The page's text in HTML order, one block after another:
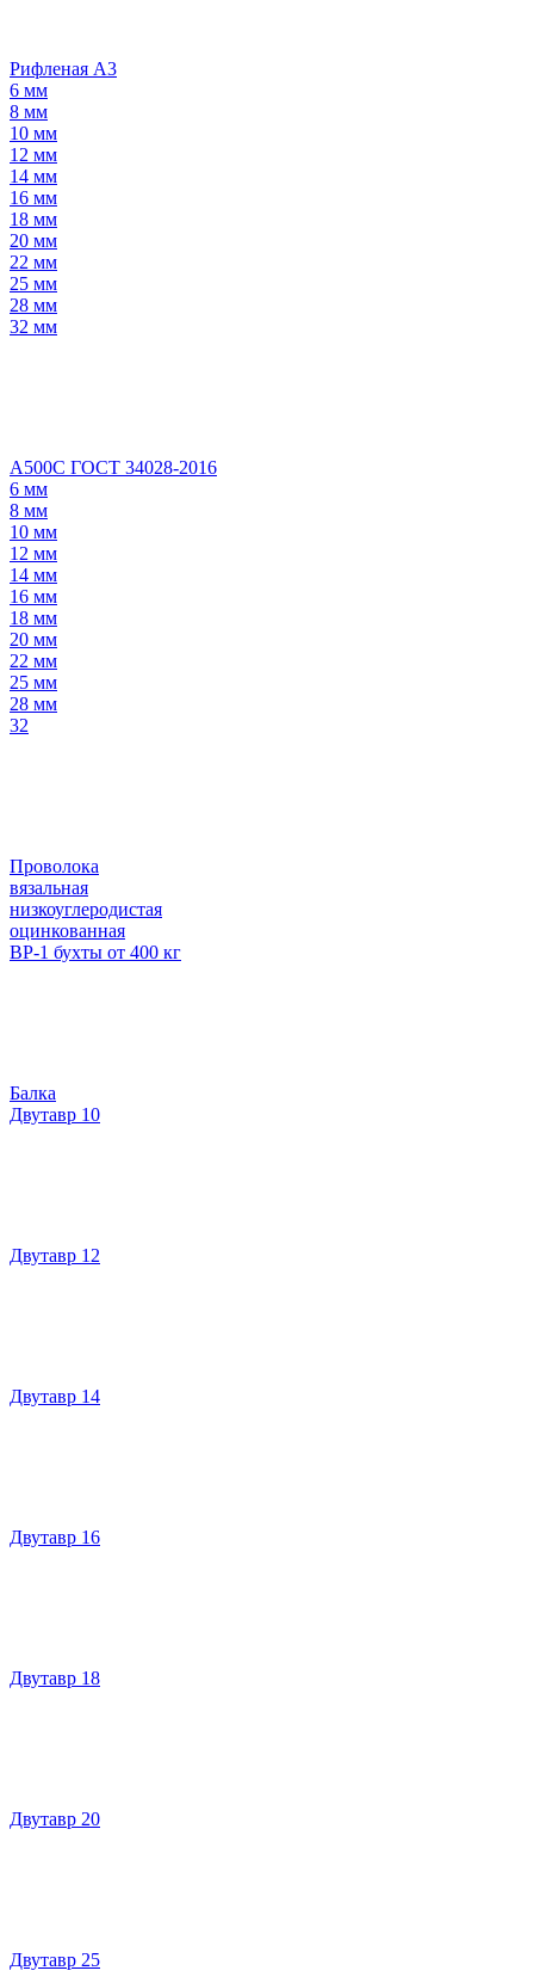
Рифленая А3
6 мм
8 мм
10 мм
12 мм
14 мм
16 мм
18 мм
20 мм
22 мм
25 мм
28 мм
32 мм
А500С ГОСТ 34028-2016
6 мм
8 мм
10 мм
12 мм
14 мм
16 мм
18 мм
20 мм
22 мм
25 мм
28 мм
32
Проволока
вязальная
низкоуглеродистая
оцинкованная
ВР-1 бухты от 400 кг
Балка
Двутавр 10
Двутавр 12
Двутавр 14
Двутавр 16
Двутавр 18
Двутавр 20
Двутавр 25